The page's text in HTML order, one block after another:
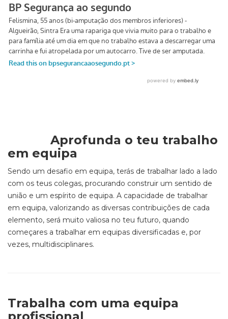
Aprofunda o teu trabalho
em equipa
Sendo um desafio em equipa, terás de trabalhar lado a lado
com os teus colegas, procurando construir um sentido de
união e um espírito de equipa. A capacidade de trabalhar
em equipa, valorizando as diversas contribuições de cada
elemento, será muito valiosa no teu futuro, quando
começares a trabalhar em equipas diversificadas e, por
vezes, multidisciplinares.
Trabalha com uma equipa